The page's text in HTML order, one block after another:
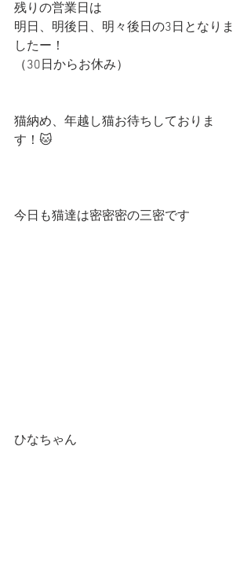
残りの営業日は
明日、明後日、明々後日の3日となりま
したー！
（30日からお休み）
猫納め、年越し猫お待ちしておりま
す！🐱
今日も猫達は密密密の三密です
ひなちゃん